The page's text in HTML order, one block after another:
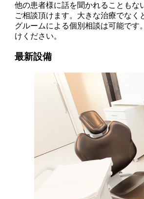
他の患者様に話を聞かれることもな
ご相談頂けます。大きな治療でなく
グルームによる個別相談は可能です
けください。
最新設備